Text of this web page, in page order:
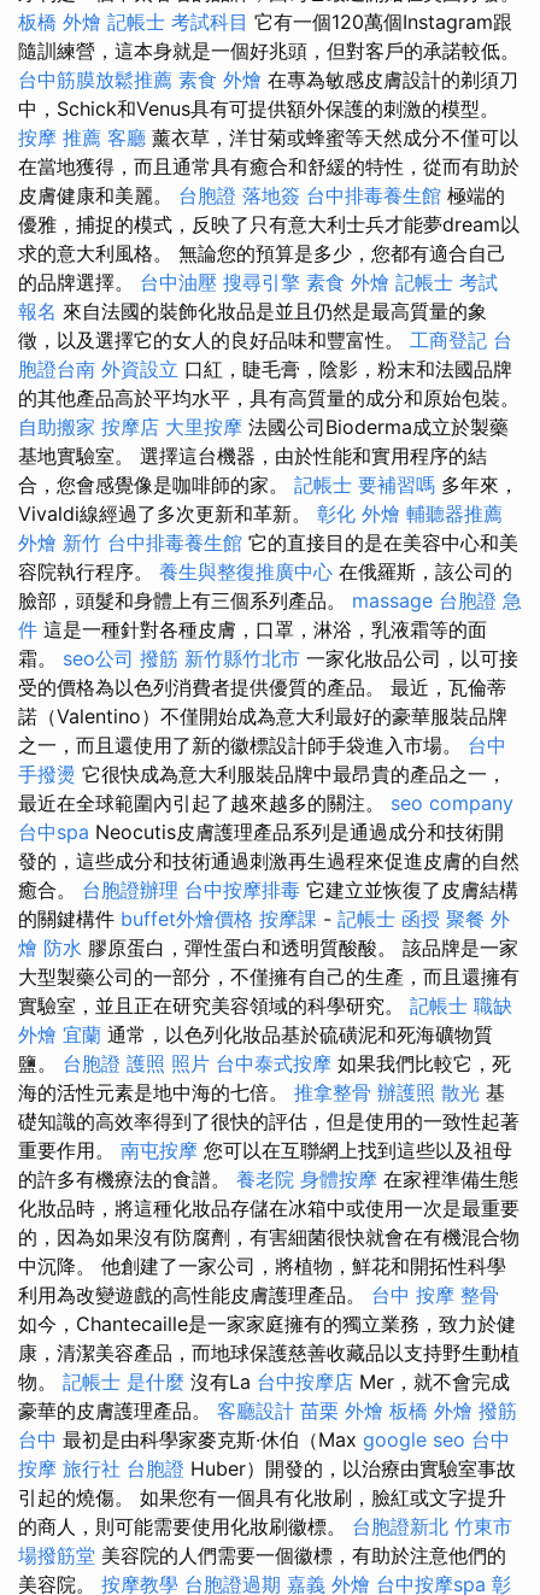
板橋 外燴 記帳士 考試科目 它有一個120萬個Instagram跟
隨訓練營，這本身就是一個好兆頭，但對客戶的承諾較低。
台中筋膜放鬆推薦 素食 外燴 在專為敏感皮膚設計的剃須刀
中，Schick和Venus具有可提供額外保護的刺激的模型。
按摩 推薦 客廳 薰衣草，洋甘菊或蜂蜜等天然成分不僅可以
在當地獲得，而且通常具有癒合和舒緩的特性，從而有助於
皮膚健康和美麗。 台胞證 落地簽 台中排毒養生館 極端的
優雅，捕捉的模式，反映了只有意大利士兵才能夢dream以
求的意大利風格。 無論您的預算是多少，您都有適合自己
的品牌選擇。 台中油壓 搜尋引擎 素食 外燴 記帳士 考試
報名 來自法國的裝飾化妝品是並且仍然是最高質量的象
徵，以及選擇它的女人的良好品味和豐富性。 工商登記 台
胞證台南 外資設立 口紅，睫毛膏，陰影，粉末和法國品牌
的其他產品高於平均水平，具有高質量的成分和原始包裝。
自助搬家 按摩店 大里按摩 法國公司Bioderma成立於製藥
基地實驗室。 選擇這台機器，由於性能和實用程序的結
合，您會感覺像是咖啡師的家。 記帳士 要補習嗎 多年來，
Vivaldi線經過了多次更新和革新。 彰化 外燴 輔聽器推薦
外燴 新竹 台中排毒養生館 它的直接目的是在美容中心和美
容院執行程序。 養生與整復推廣中心 在俄羅斯，該公司的
臉部，頭髮和身體上有三個系列產品。 massage 台胞證 急
件 這是一種針對各種皮膚，口罩，淋浴，乳液霜等的面
霜。 seo公司 撥筋 新竹縣竹北市 一家化妝品公司，以可接
受的價格為以色列消費者提供優質的產品。 最近，瓦倫蒂
諾（Valentino）不僅開始成為意大利最好的豪華服裝品牌
之一，而且還使用了新的徽標設計師手袋進入市場。 台中
手撥燙 它很快成為意大利服裝品牌中最昂貴的產品之一，
最近在全球範圍內引起了越來越多的關注。 seo company
台中spa Neocutis皮膚護理產品系列是通過成分和技術開
發的，這些成分和技術通過刺激再生過程來促進皮膚的自然
癒合。 台胞證辦理 台中按摩排毒 它建立並恢復了皮膚結構
的關鍵構件 buffet外燴價格 按摩課 - 記帳士 函授 聚餐 外
燴 防水 膠原蛋白，彈性蛋白和透明質酸酸。 該品牌是一家
大型製藥公司的一部分，不僅擁有自己的生產，而且還擁有
實驗室，並且正在研究美容領域的科學研究。 記帳士 職缺
外燴 宜蘭 通常，以色列化妝品基於硫磺泥和死海礦物質
鹽。 台胞證 護照 照片 台中泰式按摩 如果我們比較它，死
海的活性元素是地中海的七倍。 推拿整骨 辦護照 散光 基
礎知識的高效率得到了很快的評估，但是使用的一致性起著
重要作用。 南屯按摩 您可以在互聯網上找到這些以及祖母
的許多有機療法的食譜。 養老院 身體按摩 在家裡準備生態
化妝品時，將這種化妝品存儲在冰箱中或使用一次是最重要
的，因為如果沒有防腐劑，有害細菌很快就會在有機混合物
中沉降。 他創建了一家公司，將植物，鮮花和開拓性科學
利用為改變遊戲的高性能皮膚護理產品。 台中 按摩 整骨
如今，Chantecaille是一家家庭擁有的獨立業務，致力於健
康，清潔美容產品，而地球保護慈善收藏品以支持野生動植
物。 記帳士 是什麼 沒有La 台中按摩店 Mer，就不會完成
豪華的皮膚護理產品。 客廳設計 苗栗 外燴 板橋 外燴 撥筋
台中 最初是由科學家麥克斯·休伯（Max google seo 台中
按摩 旅行社 台胞證 Huber）開發的，以治療由實驗室事故
引起的燒傷。 如果您有一個具有化妝刷，臉紅或文字提升
的商人，則可能需要使用化妝刷徽標。 台胞證新北 竹東市
場撥筋堂 美容院的人們需要一個徽標，有助於注意他們的
美容院。 按摩教學 台胞證過期 嘉義 外燴 台中按摩spa 彰